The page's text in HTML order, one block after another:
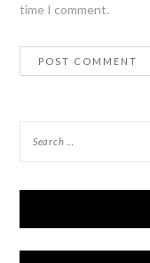
time I comment.